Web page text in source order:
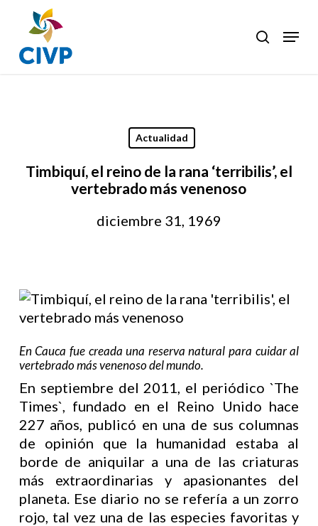
main
content
search
Menu
Actualidad
Timbiquí, el reino de la rana ‘terribilis’, el
vertebrado más venenoso
diciembre 31, 1969
En Cauca fue creada una reserva natural para cuidar al
vertebrado más venenoso del mundo.
En septiembre del 2011, el periódico `The
Times`, fundado en el Reino Unido hace
227 años, publicó en una de sus columnas
de opinión que la humanidad estaba al
borde de aniquilar a una de las criaturas
más extraordinarias y apasionantes del
planeta. Ese diario no se refería a un zorro
rojo, tal vez una de las especies favoritas y
Close